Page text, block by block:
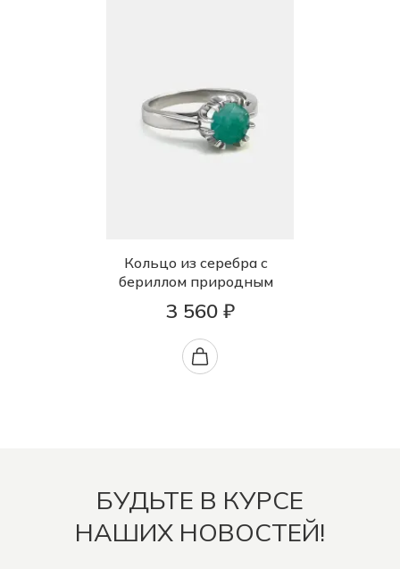
Кольцо из серебра с
бериллом природным
3 560 ₽
БУДЬТЕ В КУРСЕ
НАШИХ НОВОСТЕЙ!